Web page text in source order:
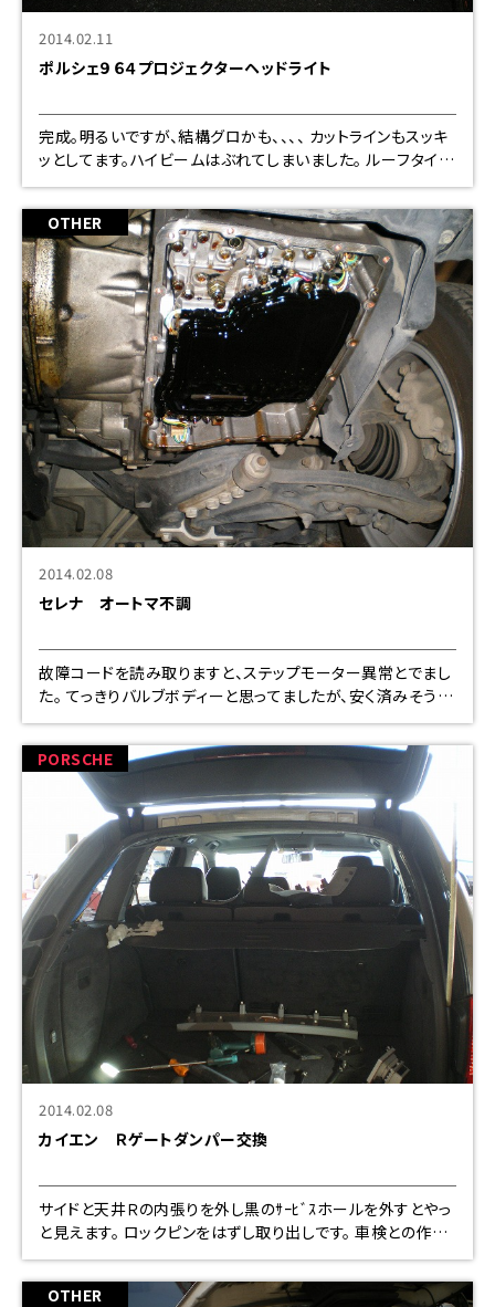
2014.02.11
ポルシェ９６４プロジェクターヘッドライト
完成。明るいですが、結構グロかも、、、、 カットラインもスッキ
ッとしてます。ハイビームはぶれてしまいました。 ルーフタイプ
レンズでもＯＫですね。大分カットラインがボケます。
OTHER
2014.02.08
セレナ オートマ不調
故障コードを読み取りますと、ステップモーター異常とでまし
た。 てっきりバルブボディーと思ってましたが、安く済みそうで
す。 ばらしてみました。黒の右側の部分がモーター本体で、左
の黒い芯がコイルと
PORSCHE
2014.02.08
カイエン Ｒゲートダンパー交換
サイドと天井Ｒの内張りを外し黒のｻｰﾋﾞｽホールを外すとやっ
と見えます。 ロックピンをはずし取り出しです。 車検との作業
です。オイルもろもろ他 １６８６００円となりました。本日ご
OTHER